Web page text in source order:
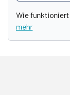
Wie funktioniert
mehr